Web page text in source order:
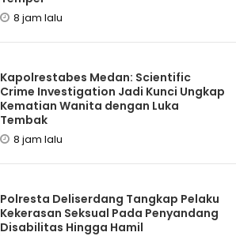
8 jam lalu
Kapolrestabes Medan: Scientific
Crime Investigation Jadi Kunci Ungkap
Kematian Wanita dengan Luka
Tembak
8 jam lalu
Polresta Deliserdang Tangkap Pelaku
Kekerasan Seksual Pada Penyandang
Disabilitas Hingga Hamil